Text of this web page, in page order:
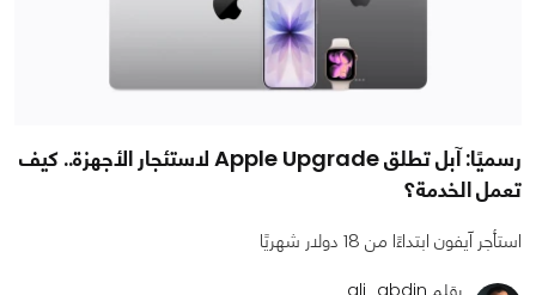
رسميًا: آبل تطلق Apple Upgrade لاستئجار الأجهزة.. كيف
تعمل الخدمة؟
استأجر آيفون ابتداءًا من 18 دولار شهريًا
بقلم ali_abdin